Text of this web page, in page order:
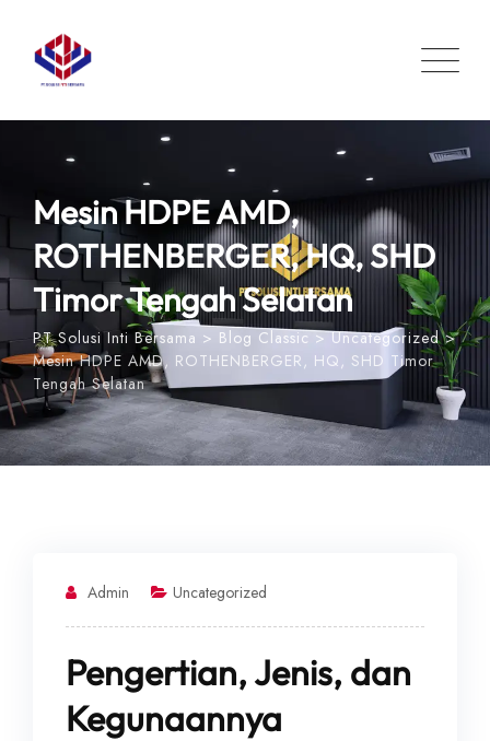
content
Mesin HDPE AMD,
ROTHENBERGER, HQ, SHD
Timor Tengah Selatan
PT Solusi Inti Bersama > Blog Classic>Uncategorized>
Mesin HDPE AMD, ROTHENBERGER, HQ, SHD Timor
Tengah Selatan
Admin Uncategorized
Pengertian, Jenis, dan
Kegunaannya